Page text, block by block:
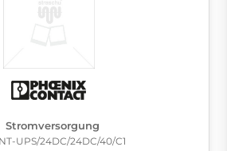
Stromversorgung
UPS/24DC/24DC/40/C1